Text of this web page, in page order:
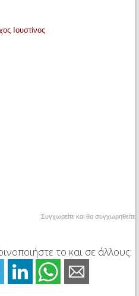
Ιουστίνος
Συγχωρείτε και θα συγχωρηθείτε
το και σε άλλους: